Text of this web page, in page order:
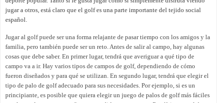
jugar a otros, está claro que el golf es una parte importante del tejido social
español.
Jugar al golf puede ser una forma relajante de pasar tiempo con los amigos y la
familia, pero también puede ser un reto. Antes de salir al campo, hay algunas
cosas que debe saber. En primer lugar, tendrá que averiguar a qué tipo de
campo va a ir. Hay varios tipos de campos de golf, dependiendo de cómo
fueron diseñados y para qué se utilizan. En segundo lugar, tendrá que elegir el
tipo de palo de golf adecuado para sus necesidades. Por ejemplo, si es un
principiante, es posible que quiera elegir un juego de palos de golf más fáciles